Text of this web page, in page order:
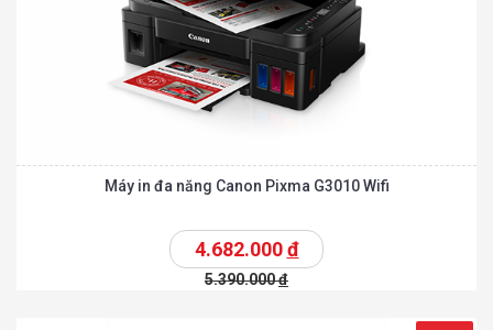
Máy in đa năng Canon Pixma G3010 Wifi
4.682.000đ
5.390.000đ